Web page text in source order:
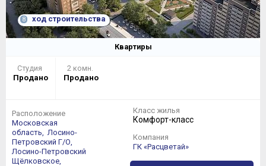
8 ход строительства
Квартиры
Студия
Продано
2 комн.
Продано
Расположение
Московская
область, Лосино-
Петровский Г/О,
Лосино-Петровский
Щёлковское,
Класс жилья
Комфорт-класс
Компания
ГК «Расцветай»